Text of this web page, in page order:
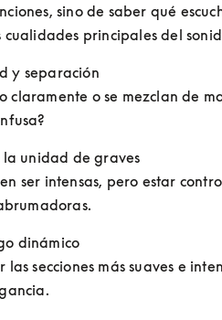
sino de saber qué
cualidades principales del
y separación
claramente o se mezclan de
la unidad de graves
ser intensas, pero estar
dinámico
secciones más suaves e